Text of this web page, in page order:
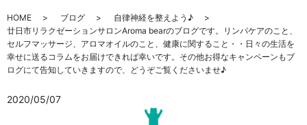
HOME ブログ
自律神経を整えよう♪
廿日市リラクゼーションサロンAroma bearのブログです。リンパケアのこと、
セルフマッサージ、アロマオイルのこと、健康に関すること・・日々の生活を
幸せに送るコラムをお届けできれば幸いです。その他お得なキャンペーンもブ
ログにて告知していきますので、どうぞご覧くださいませ♪
2020/05/07